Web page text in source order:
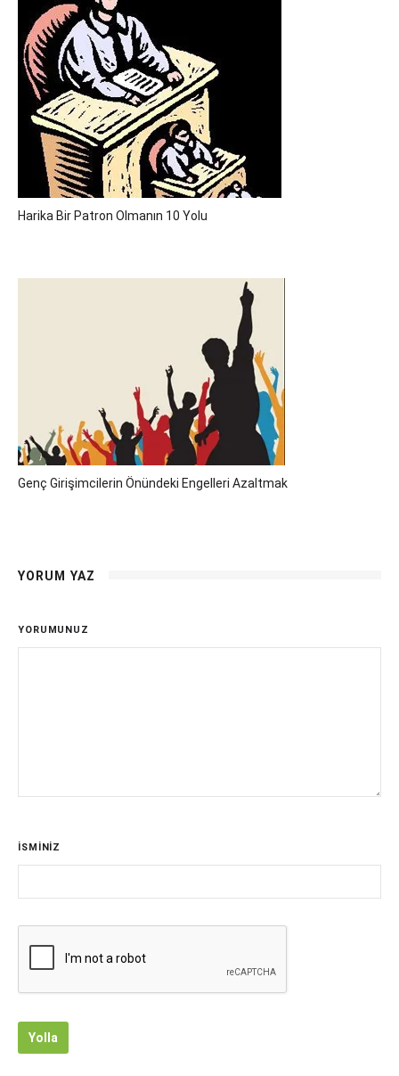
Harika Bir Patron Olmanın 10 Yolu
Genç Girişimcilerin Önündeki Engelleri Azaltmak
YORUM YAZ
YORUMUNUZ
İSMİNİZ
Yolla